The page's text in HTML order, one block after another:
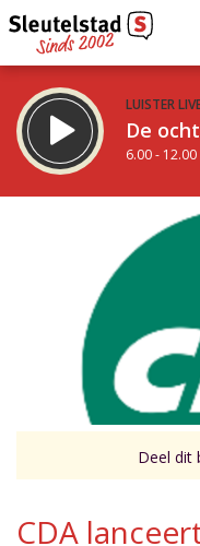
LUISTER
De
6.00 -
De middag van
Inklappen
Deel dit
CDA